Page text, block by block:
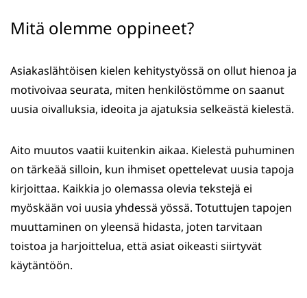
Mitä olemme oppineet?
Asiakaslähtöisen kielen kehitystyössä on ollut hienoa ja
motivoivaa seurata, miten henkilöstömme on saanut
uusia oivalluksia, ideoita ja ajatuksia selkeästä kielestä.
Aito muutos vaatii kuitenkin aikaa. Kielestä puhuminen
on tärkeää silloin, kun ihmiset opettelevat uusia tapoja
kirjoittaa. Kaikkia jo olemassa olevia tekstejä ei
myöskään voi uusia yhdessä yössä. Totuttujen tapojen
muuttaminen on yleensä hidasta, joten tarvitaan
toistoa ja harjoittelua, että asiat oikeasti siirtyvät
käytäntöön.